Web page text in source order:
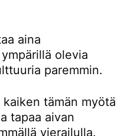
aina
olevia
paremmin.
tämän myötä
tapaa aivan
vierailulla.